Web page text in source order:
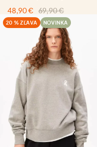
48,90 €
69,90 €
20 % ZĽAVA NOVINKA